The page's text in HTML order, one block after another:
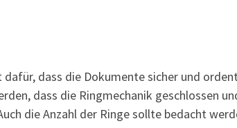
dass die Dokumente sicher und
dass die Ringmechanik geschlossen
die Anzahl der Ringe sollte bedacht